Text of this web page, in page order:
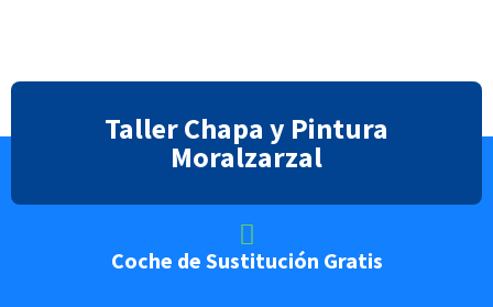
Taller Chapa y Pintura
Moralzarzal
Coche de Sustitución Gratis